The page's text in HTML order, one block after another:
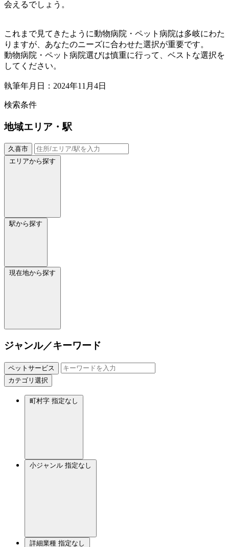
会えるでしょう。
これまで見てきたように動物病院・ペット病院は多岐にわた
りますが、あなたのニーズに合わせた選択が重要です。
動物病院・ペット病院選びは慎重に行って、ベストな選択を
してください。
執筆年月日：2024年11月4日
検索条件
地域エリア・駅
久喜市
エリアから探す
駅から探す
現在地から探す
ジャンル／キーワード
ペットサービス
カテゴリ選択
町村字 指定なし
小ジャンル 指定なし
詳細業種 指定なし